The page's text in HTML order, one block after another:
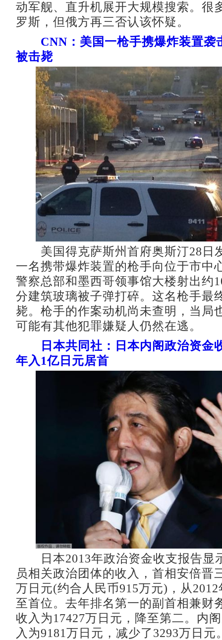
动军舰、直升机展开大规模搜索。很
罗斯，但俄方再三否认该怀疑。
CNN：美国一枪手携爆炸装置袭
被击毙
美国得克萨斯州首府奥斯汀28日
一名携带爆炸装置的枪手向位于市中
警察总部和墨西哥领事馆大楼射出约
分建筑玻璃被子弹打碎。这名枪手最
毙。枪手的作案动机尚未查明，当局
可能有其他犯罪嫌疑人仍然在逃。
日本共同社：日本内阁政治资金
年入1亿日元居首
日本2013年政治资金收支报告显
员相关政治团体的收入，首相安倍晋
万日元(约合人民币915万元)，从
至首位。去年排名第一的副首相兼财
收入为17427万日元，降至第二。内
入为9181万日元，减少了3293万日元